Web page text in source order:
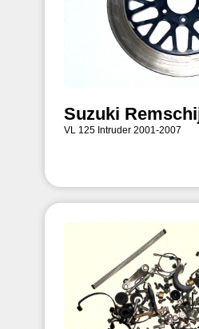
Suzuki
VL 125 Intruder 2001-2007